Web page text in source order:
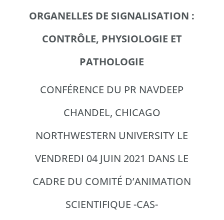
ORGANELLES DE SIGNALISATION :
CONTRÔLE, PHYSIOLOGIE ET
PATHOLOGIE
CONFÉRENCE DU PR NAVDEEP
CHANDEL, CHICAGO
NORTHWESTERN UNIVERSITY LE
VENDREDI 04 JUIN 2021 DANS LE
CADRE DU COMITÉ D’ANIMATION
SCIENTIFIQUE -CAS-